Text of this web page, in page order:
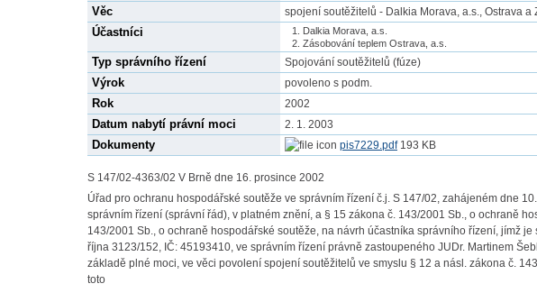
Věc spojení soutěžitelů - Dalkia Morava, a.s., Ostrava a
Účastníci
Dalkia Morava, a.s.
Zásobování teplem Ostrava, a.s.
Typ správního řízení Spojování soutěžitelů (fúze)
Výrok povoleno s podm.
Rok 2002
Datum nabytí právní moci 2. 1. 2003
Dokumenty pis7229.pdf193 KB
S 147/02-4363/02 V Brně dne 16. prosince 2002
Úřad pro ochranu hospodářské soutěže ve správním řízení č.j. S 147/02, zahájeném dne
správním řízení (správní řád), v platném znění, a § 15 zákona č. 143/2001 Sb., o ochraně
143/2001 Sb., o ochraně hospodářské soutěže, na návrh účastníka správního řízení, jímž
října 3123/152, IČ: 45193410, ve správním řízení právně zastoupeného JUDr. Martinem
základě plné moci, ve věci povolení spojení soutěžitelů ve smyslu § 12 a násl. zákona č.
toto